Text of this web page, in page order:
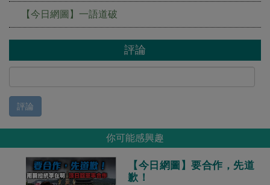
【今日網圖】一語道破
評論
評論
你可能感興趣
【今日網圖】要合作，先道
歉！